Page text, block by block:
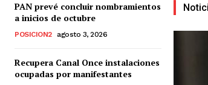
PAN prevé concluir nombramientos
a inicios de octubre
POSICION2 agosto 3, 2026
Recupera Canal Once instalaciones
ocupadas por manifestantes